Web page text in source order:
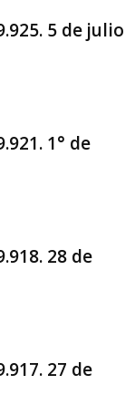
5 de julio
1° de
28 de
27 de